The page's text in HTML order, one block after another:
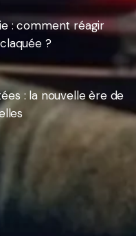
: comment réagir
?
: la nouvelle ère de